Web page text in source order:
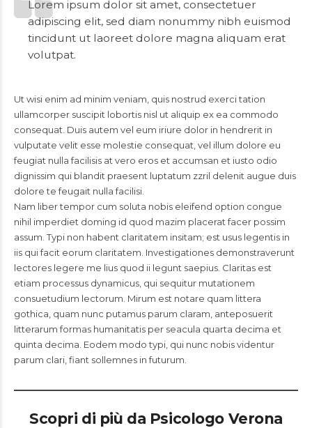
Lorem ipsum dolor sit amet, consectetuer
adipiscing elit, sed diam nonummy nibh euismod
tincidunt ut laoreet dolore magna aliquam erat
volutpat.
Ut wisi enim ad minim veniam, quis nostrud exerci tation
ullamcorper suscipit lobortis nisl ut aliquip ex ea commodo
consequat. Duis autem vel eum iriure dolor in hendrerit in
vulputate velit esse molestie consequat, vel illum dolore eu
feugiat nulla facilisis at vero eros et accumsan et iusto odio
dignissim qui blandit praesent luptatum zzril delenit augue duis
dolore te feugait nulla facilisi.
Nam liber tempor cum soluta nobis eleifend option congue
nihil imperdiet doming id quod mazim placerat facer possim
assum. Typi non habent claritatem insitam; est usus legentis in
iis qui facit eorum claritatem. Investigationes demonstraverunt
lectores legere me lius quod ii legunt saepius. Claritas est
etiam processus dynamicus, qui sequitur mutationem
consuetudium lectorum. Mirum est notare quam littera
gothica, quam nunc putamus parum claram, anteposuerit
litterarum formas humanitatis per seacula quarta decima et
quinta decima. Eodem modo typi, qui nunc nobis videntur
parum clari, fiant sollemnes in futurum.
Scopri di più da Psicologo Verona